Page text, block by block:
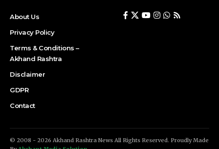
About Us
Privacy Policy
Terms & Conditions –
Akhand Rashtra
Disclaimer
GDPR
Contact
© 2008 - 2026 Akhand Rashtra News All Rights Reserved. Proudly Made